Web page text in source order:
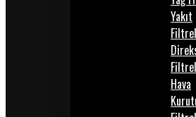
Yakıt
Hava